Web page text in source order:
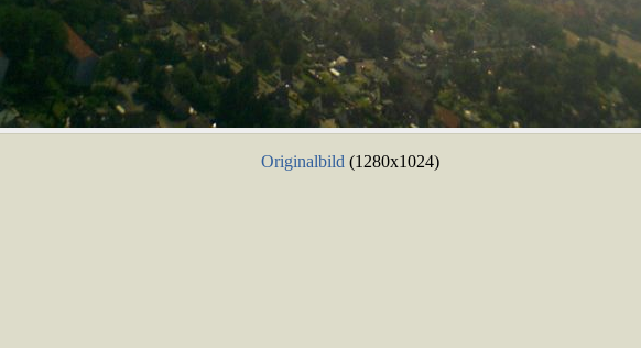
Originalbild (1280x1024)